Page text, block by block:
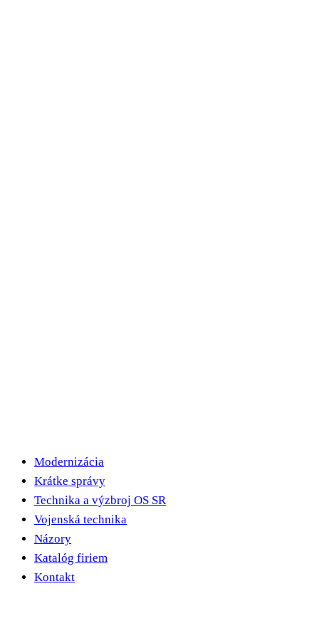
Modernizácia
Krátke správy
Technika a výzbroj OS SR
Vojenská technika
Názory
Katalóg firiem
Kontakt